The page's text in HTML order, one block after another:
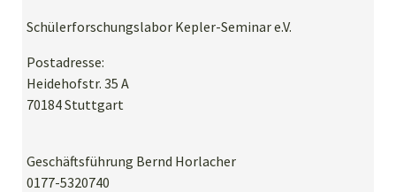
Schülerforschungslabor Kepler-Seminar e.V.
Postadresse:
Heidehofstr. 35 A
70184 Stuttgart
Geschäftsführung Bernd Horlacher
0177-5320740